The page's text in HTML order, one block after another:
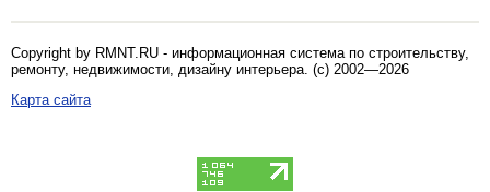
Copyright by RMNT.RU - информационная система по строительству,
ремонту, недвижимости, дизайну интерьера . (c) 2002—2026
Карта сайта